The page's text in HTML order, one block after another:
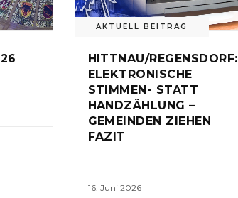
AKTUELL BEITRAG
HITTNAU/REGENSDORF:
ELEKTRONISCHE
STIMMEN- STATT
HANDZÄHLUNG –
GEMEINDEN ZIEHEN
FAZIT
16. Juni 2026